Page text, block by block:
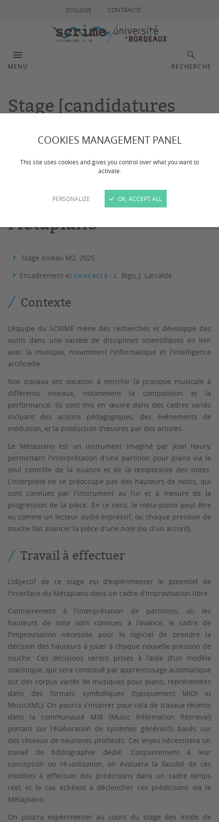
COOKIES MANAGEMENT PANEL
This site uses cookies and gives you control over what you want to
activate.
PERSONALIZE OK, ACCEPT ALL
DYSLEXIE CONTRASTE
MENU RECHERCHE
Stage [candidatures
d'algorithmes pour
assister l'improvisation
musicale à l'aide du
Métapiano
Stage niveau M2, 2025
Encadrement et contacts : L. Bigo, J. Larralde
Contexte
L'équipe du SCRIME mène des recherches et développe des
outils dans une variété de disciplines scientifiques en lien
avec la musique, notamment l'informatique et l'intelligence
artificielle.
Nos travaux ont vocation à enrichir la pratique musicale à
différents niveaux, notamment la composition et la
performance. Ils sont mis en œuvre dans des cadres variés
incluant des actions pédagogiques, des évènements de
médiation, et la production d'œuvres par des artistes.
Le Métapiano est un instrument imaginé par Jean Haury,
permettant l'interprétation d'une partition pour piano via le
seul contrôle de la nuance et de la temporalité des notes.
L'interprète ne se préoccupe pas des hauteurs de notes, qui
sont connues par l'instrument au fur et à mesure de la
progression de la pièce. En ce sens, le méta-piano peut être
vu comme un lecteur audio expressif, ou chaque pression de
touche fait avancer la pièce d'une note (ou d'un accord).
Travail à effectuer
L'objectif de ce stage est d'expérimenter le potentiel de
l'interface du Métapiano dans un cadre d'improvisation libre.
Contrairement à l'interprétation de partitions, où les
hauteurs de note sont connues à l'avance, le cadre de
l'improvisation nécessite pour le logiciel de prendre la
décision des hauteurs à jouer à chaque nouvelle pression de
touche. Ces décisions seront prises à l'aide d'un modèle
statistique, qui sera constitué par apprentissage automatique
sur des corpus variés de musiques pour piano, représentées
dans des formats symboliques (typiquement MIDI et
MusicXML). On pourra s'inspirer pour cela de travaux récents
dans la communauté MIR (Music Information Retrieval)
portant sur l'élaboration de systèmes génératifs basés sur
des réseaux de neurones profonds. Cet enjeu nécessitera un
travail de bibliographie dédié. Conjointement à leur
conception ou ré-utilisation, on évaluera la faculté de ces
modèles à effectuer des prédictions dans un cadre temps
réel, et le cas échéant à déclencher ces prédictions via le
Métapiano.
On pourra expérimenter au cours du stage des mode de